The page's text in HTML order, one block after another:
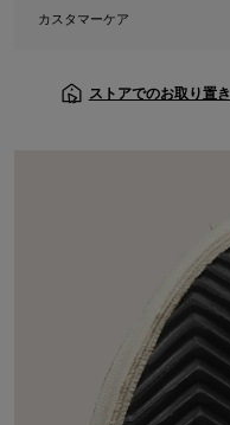
カスタマーケア
ストアでのお取り置き